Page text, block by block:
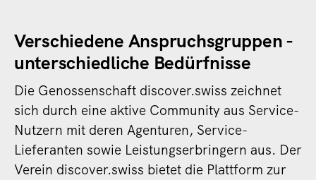
Verschiedene Anspruchsgruppen -
unterschiedliche Bedürfnisse
Die Genossenschaft discover.swiss zeichnet
sich durch eine aktive Community aus Service-
Nutzern mit deren Agenturen, Service-
Lieferanten sowie Leistungserbringern aus. Der
Verein discover.swiss bietet die Plattform zur